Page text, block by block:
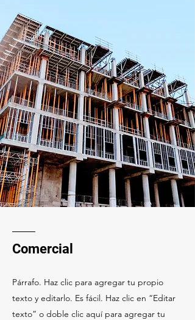
Comercial
Párrafo. Haz clic para agregar tu propio
texto y editarlo. Es fácil. Haz clic en “Editar
texto” o doble clic aquí para agregar tu